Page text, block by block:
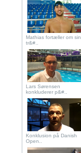
Mathias fortæller om sin
tr&#..
Lars Sørensen
konkluderer p&#..
Konklusion på Danish
Open..